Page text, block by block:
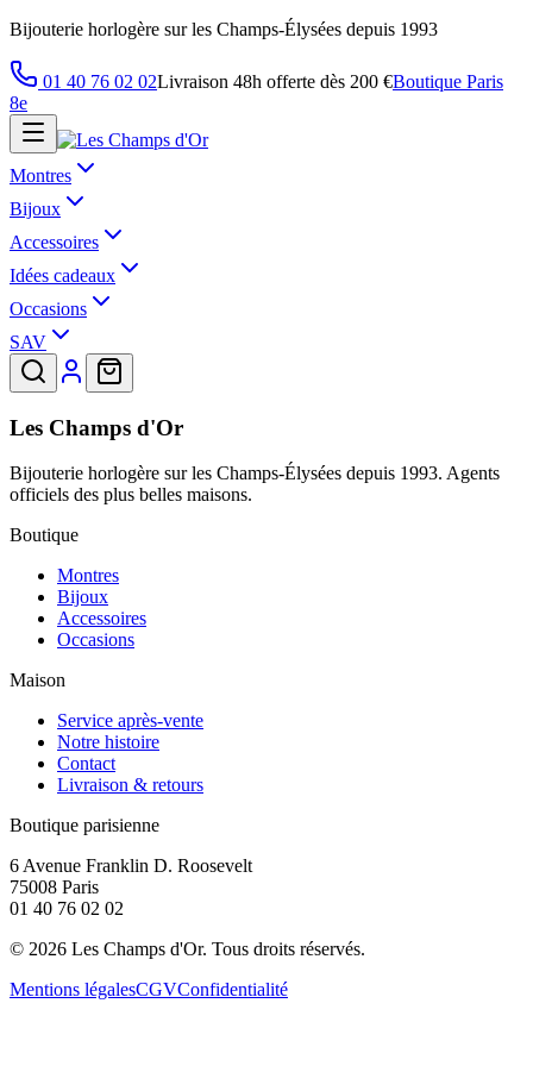
Bijouterie horlogère sur les Champs-Élysées depuis 1993
01 40 76 02 02Livraison 48h offerte dès 200 €Boutique Paris
8e
Montres
Bijoux
Accessoires
Idées cadeaux
Occasions
SAV
Les Champs d'Or
Bijouterie horlogère sur les Champs-Élysées depuis 1993. Agents
officiels des plus belles maisons.
Boutique
Montres
Bijoux
Accessoires
Occasions
Maison
Service après-vente
Notre histoire
Contact
Livraison & retours
Boutique parisienne
6 Avenue Franklin D. Roosevelt
75008 Paris
01 40 76 02 02
© 2026 Les Champs d'Or. Tous droits réservés.
Mentions légalesCGVConfidentialité